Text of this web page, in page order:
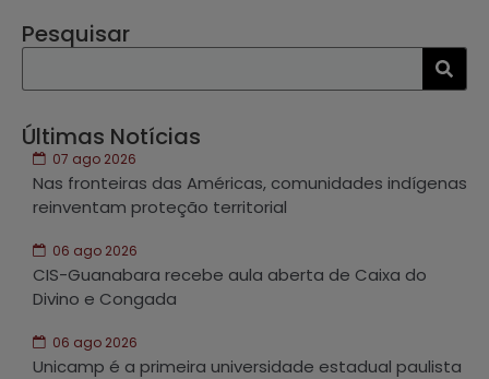
Pesquisar
Últimas Notícias
07 ago 2026
Nas fronteiras das Américas, comunidades indígenas
reinventam proteção territorial
06 ago 2026
CIS-Guanabara recebe aula aberta de Caixa do
Divino e Congada
06 ago 2026
Unicamp é a primeira universidade estadual paulista